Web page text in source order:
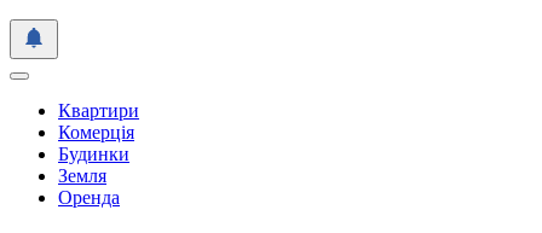
Квартири
Комерція
Будинки
Земля
Оренда